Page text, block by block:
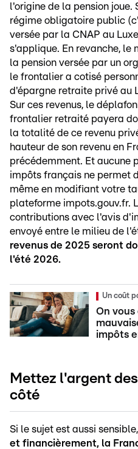
l'origine de la pension
régime obligatoire public
versée par la CNAP au
s'applique. En revanche, le
la pension versée par un
le frontalier a cotisé
d'épargne retraite privé au
Sur ces revenus, le
frontalier retraité payera
la totalité de ce revenu
hauteur de son revenu en
précédemment. Et aucune
impôts français ne permet
même en modifiant votre
plateforme impots.gouv.fr.
contributions avec l'avis
envoyé entre le milieu de
revenus de 2025 seront
l'été 2026.
Un coût
On
impôts
Mettez l'argent
côté
Si le sujet est aussi
et financièrement, la